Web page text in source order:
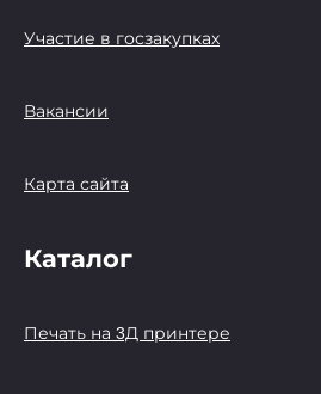
Участие в госзакупках
Вакансии
Карта сайта
Каталог
Печать на 3Д принтере